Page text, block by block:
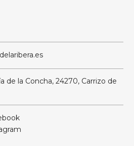
de la Concha, 24270, Carrizo de